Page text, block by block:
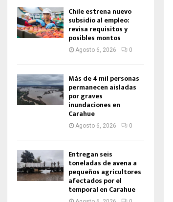
Chile estrena nuevo
subsidio al empleo:
revisa requisitos y
posibles montos
Agosto 6, 2026 0
Más de 4 mil personas
permanecen aisladas
por graves
inundaciones en
Carahue
Agosto 6, 2026 0
Entregan seis
toneladas de avena a
pequeños agricultores
afectados por el
temporal en Carahue